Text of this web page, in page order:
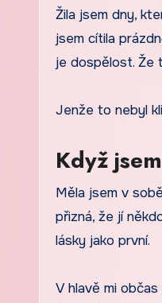
Žila jsem dny,
jsem cítila
je dospělost. Že
Jenže to nebyl
Když
Měla jsem v
přizná, že jí
lásky jako první.
V hlavě mi